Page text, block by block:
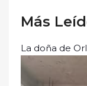
Más
La doña de